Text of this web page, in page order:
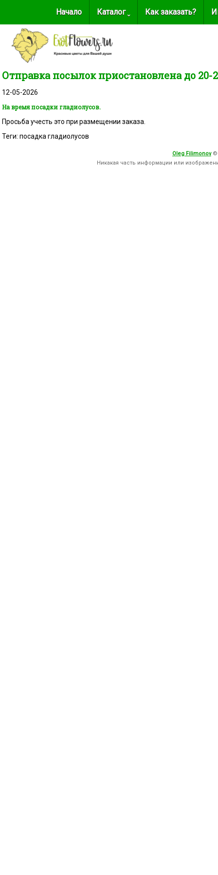
Начало Каталог ˬ Как заказать?
Отправка посылок приостановлена до 20-
12-05-2026
На время посадки гладиолусов.
Просьба учесть это при размещении заказа.
Теги: посадка гладиолусов
Oleg Filimonov ©
Никакая часть информации или